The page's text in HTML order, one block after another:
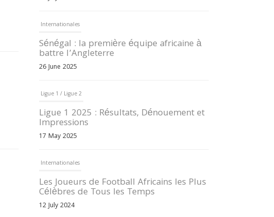
Internationales
Sénégal : la première équipe africaine à
battre l’Angleterre
26 June 2025
Ligue 1 / Ligue 2
Ligue 1 2025 : Résultats, Dénouement et
Impressions
17 May 2025
Internationales
Les Joueurs de Football Africains les Plus
Célèbres de Tous les Temps
12 July 2024